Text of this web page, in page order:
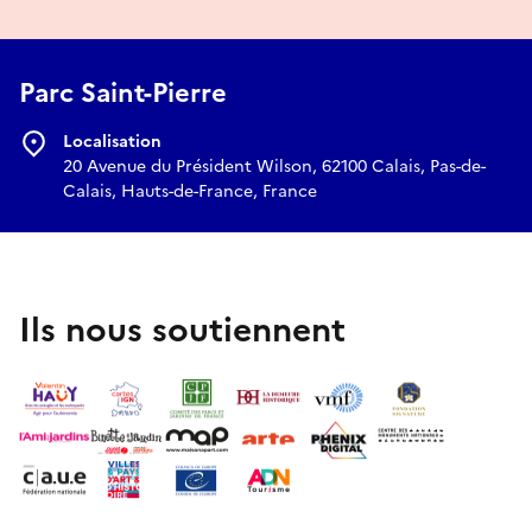
Parc Saint-Pierre
Localisation
20 Avenue du Président Wilson, 62100 Calais, Pas-de-
Calais, Hauts-de-France, France
Ils nous soutiennent